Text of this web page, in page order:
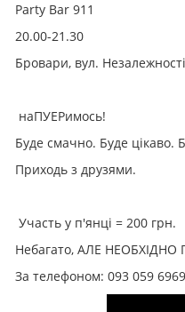
Party Bar 911
20.00-21.30
Бровари, вул.
наПУЕРимось!
Буде смачно. Буде цікаво.
Приходь з друзями.
Участь у п'янці = 200 грн.
Небагато, АЛЕ
За телефоном: 093 059 6969